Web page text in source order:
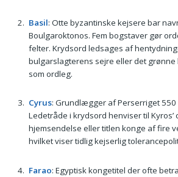
Basil: Otte byzantinske kejsere bar
Boulgaroktonos. Fem bogstaver gør
felter. Krydsord ledsages af
bulgarslagterens sejre eller det grønne
som ordleg.
Cyrus: Grundlægger af Perserriget 550
Ledetråde i krydsord henviser til Kyros’
hjemsendelse eller titlen konge af fire
hvilket viser tidlig kejserlig
Farao: Egyptisk kongetitel der ofte